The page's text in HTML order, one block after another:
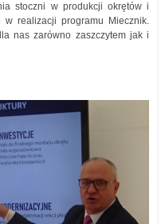
stoczni w produkcji okrętów i
w realizacji programu Miecznik.
nas zarówno zaszczytem jak i